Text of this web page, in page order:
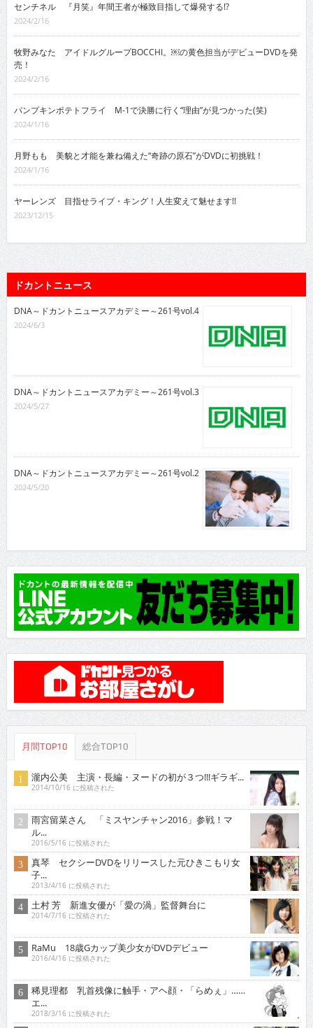
センチネル 『月笑』年間王者が極致目指して爆発する!?
2024/2/16
牧野みなた アイドルグループBOCCHI。￼の黄色担当がデビューDVDを発
売！
2024/2/16
パンプキンポテトフライ M-1で決勝に行く“理由”が見つかった(笑)
2024/1/16
月野もも 美貌と才能を兼ね備えた“奇跡の原石”がDVDに初挑戦！
2024/1/16
ヤーレンズ 目指せライブ・キング！人生変えて魅せます!!
2023/12/15
ドカントニュース
DNA～ドカントニュースアカデミー～261号vol.4
2024/6/3
DNA～ドカントニュースアカデミー～261号vol.3
2024/5/27
DNA～ドカントニュースアカデミー～261号vol.2
2024/5/20
月間TOP10 総合TOP10
瀧内公美 主演・長編・ヌードの初が３つ!!!ギラギ...
2014/10/16 に投稿された
雨宮留菜さん 「ミスヤンチャン2016」参戦！マ
ル...
2016/5/16 に投稿された
真琴 セクシーDVDをリリースした元ひきこもり女
子...
2013/4/16 に投稿された
土村 芳 新進女優が「愛の渦」監督舞台に
2014/7/16 に投稿された
RaMu 18歳Gカップ美少女がDVDデビュー
2016/4/16 に投稿された
稀見理都 乳首残像に触手・アヘ顔・「らめぇ」……
エ...
2018/3/16 に投稿された